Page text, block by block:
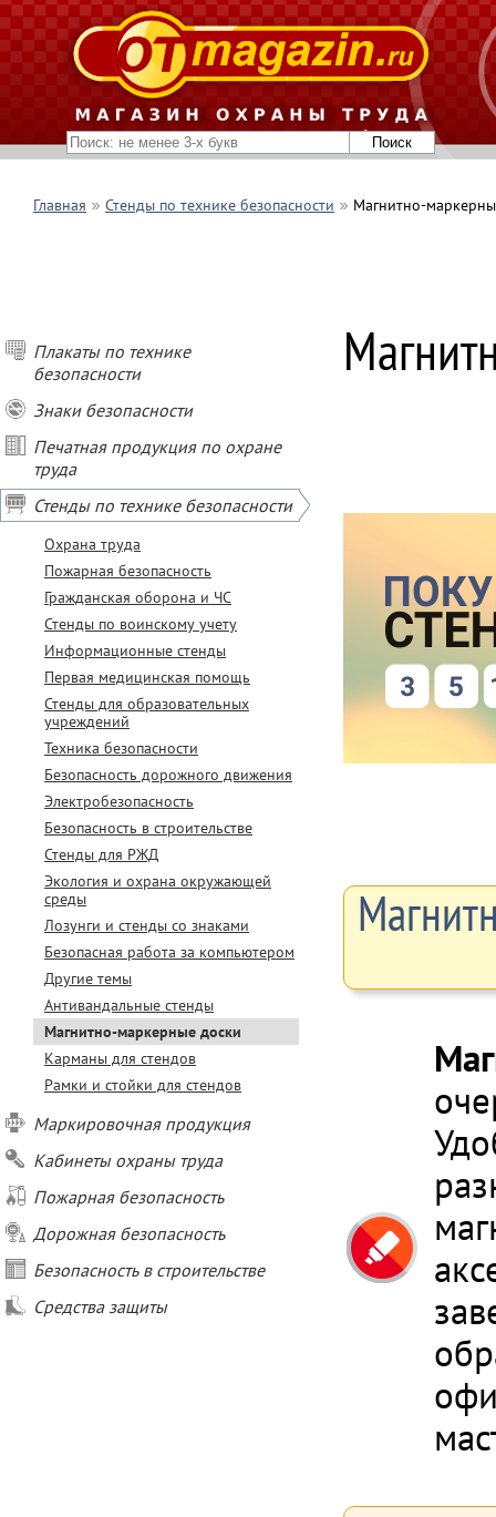
Главная Стенды по технике безопасности Магнитно-
Плакаты по технике
безопасности
Знаки безопасности
Печатная продукция по охране
труда
Стенды по технике безопасности
Охрана труда
Пожарная безопасность
Гражданская оборона и ЧС
Стенды по воинскому учету
Информационные стенды
Первая медицинская помощь
Стенды для образовательных
учреждений
Техника безопасности
Безопасность дорожного движения
Электробезопасность
Безопасность в строительстве
Стенды для РЖД
Экология и охрана окружающей
среды
Лозунги и стенды со знаками
Безопасная работа за компьютером
Другие темы
Антивандальные стенды
Магнитно-маркерные доски
Карманы для стендов
Рамки и стойки для стендов
Маркировочная продукция
Кабинеты охраны труда
Пожарная безопасность
Дорожная безопасность
Безопасность в строительстве
Средства защиты
- при покупке
- при покупке